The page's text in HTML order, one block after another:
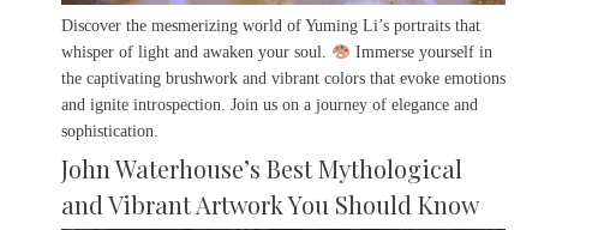
Discover the mesmerizing world of Yuming Li’s portraits that
whisper of light and awaken your soul.
Immerse yourself in
the captivating brushwork and vibrant colors that evoke emotions
and ignite introspection. Join us on a journey of elegance and
sophistication.
John Waterhouse’s Best Mythological
and Vibrant Artwork You Should Know